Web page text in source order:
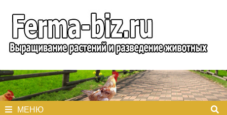
содержимому
МЕНЮ